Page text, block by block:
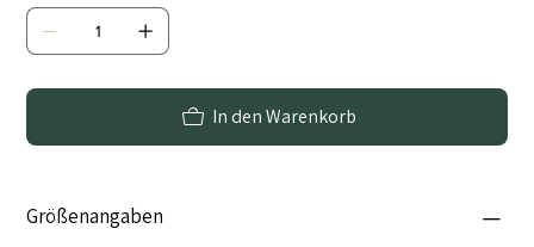
In den Warenkorb
Größenangaben